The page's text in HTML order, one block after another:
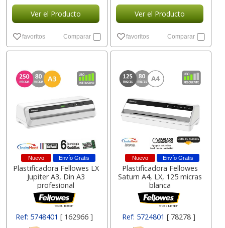
Ver el Producto
favoritos Comparar
Ver el Producto
favoritos Comparar
Envío Gratis
Nuevo
Plastificadora Fellowes LX
Jupiter A3, Din A3
profesional
Ref: 5748401[ 162966 ]
Envío Gratis
Nuevo
Plastificadora Fellowes
Saturn A4, LX, 125 micras
blanca
Ref: 5724801 [ 78278 ]